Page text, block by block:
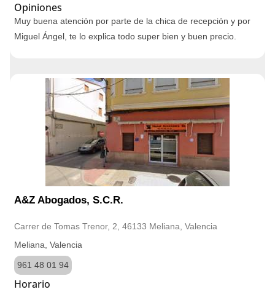
Opiniones
Muy buena atención por parte de la chica de recepción y por
Miguel Ángel, te lo explica todo super bien y buen precio.
A&Z Abogados, S.C.R.
Carrer de Tomas Trenor, 2, 46133 Meliana, Valencia
Meliana, Valencia
961 48 01 94
Horario